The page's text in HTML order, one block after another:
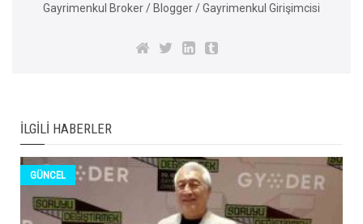
Gayrimenkul Broker / Blogger / Gayrimenkul Girişimcisi
İLGILI HABERLER
GÜNCEL